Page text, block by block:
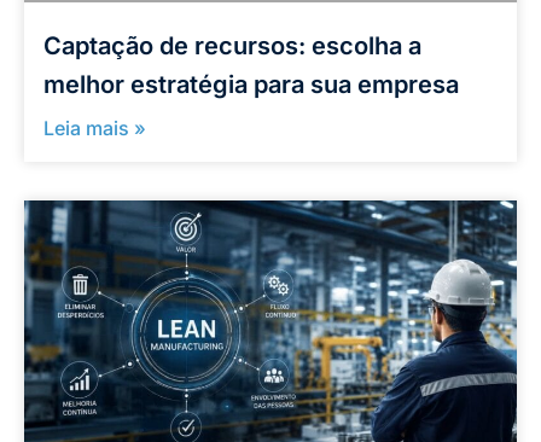
Captação de recursos: escolha a
melhor estratégia para sua empresa
Leia mais »